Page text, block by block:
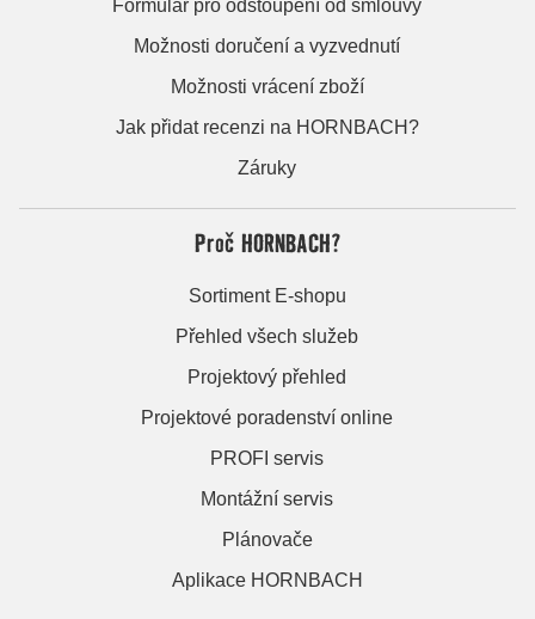
Formulář pro odstoupení od smlouvy
Možnosti doručení a vyzvednutí
Možnosti vrácení zboží
Jak přidat recenzi na HORNBACH?
Záruky
Proč HORNBACH?
Sortiment E-shopu
Přehled všech služeb
Projektový přehled
Projektové poradenství online
PROFI servis
Montážní servis
Plánovače
Aplikace HORNBACH